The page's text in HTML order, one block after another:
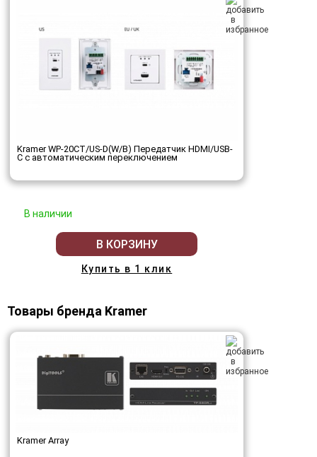
Kramer WP-20CT/US-D(W/B) Передатчик HDMI/USB-
C с автоматическим переключением
В наличии
В КОРЗИНУ
Купить в 1 клик
Товары бренда Kramer
Kramer Array